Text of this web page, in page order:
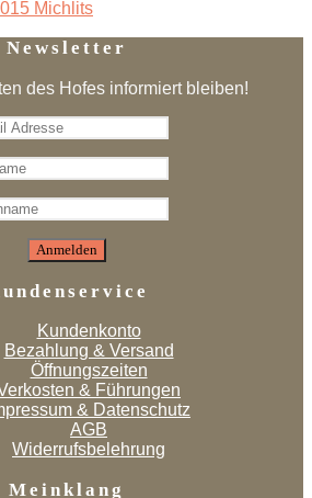
Newsletter
des Hofes informiert bleiben!
Kundenkonto
Bezahlung & Versand
Öffnungszeiten
& Führungen
& Datenschutz
AGB
Widerrufsbelehrung
Meinklang